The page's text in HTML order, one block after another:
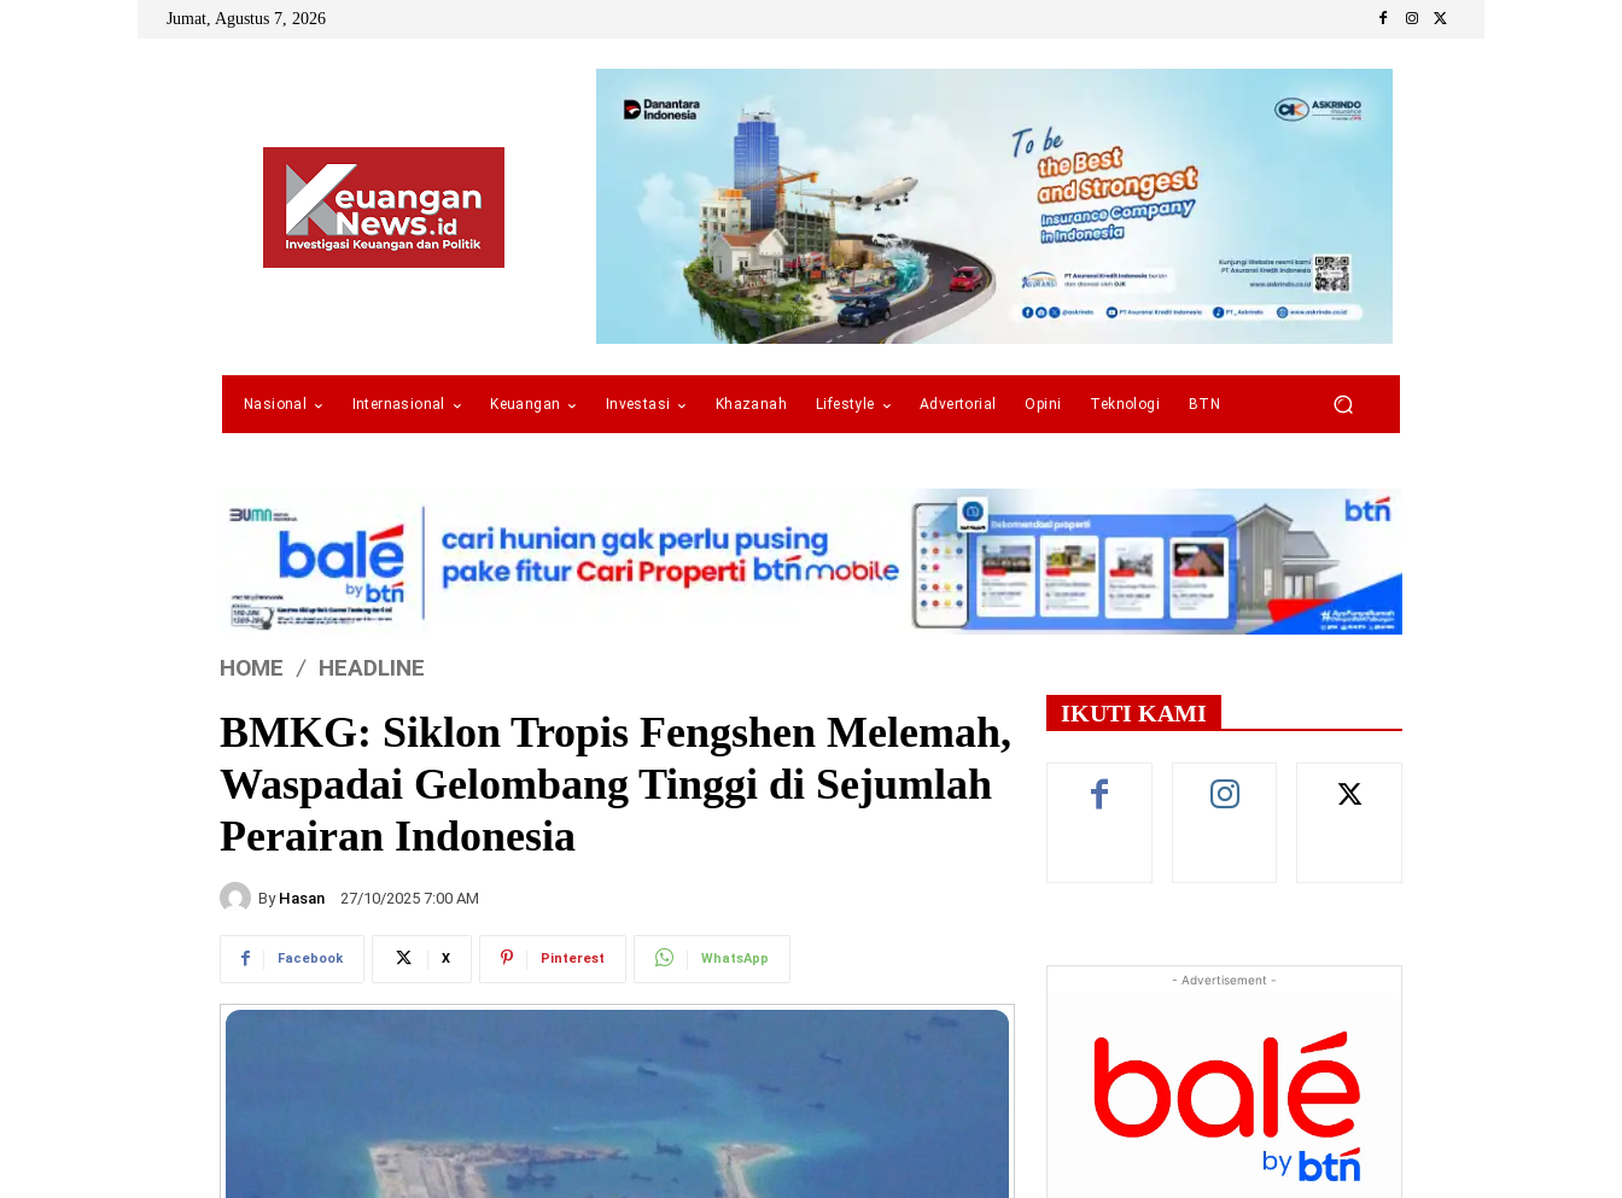
Jumat, Agustus 7, 2026
Nasional Internasional Keuangan Investasi Khazanah Lifestyle Advertorial Opini Teknologi BTN
HOME HEADLINE
BMKG: Siklon Tropis Fengshen Melemah,
Waspadai Gelombang Tinggi di Sejumlah
Perairan Indonesia
By Hasan 27/10/2025 7:00 AM
Facebook X Pinterest WhatsApp
IKUTI KAMI
- Advertisement -